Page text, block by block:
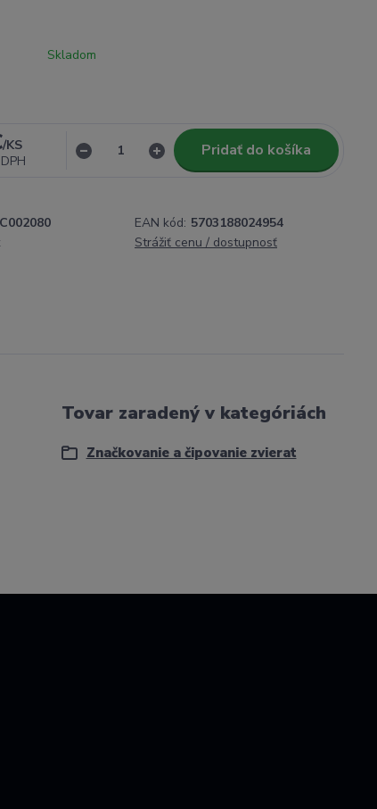
Skladom
/KS
Pridať do košíka
EAN kód: 5703188024954
Strážiť cenu / dostupnosť
Tovar zaradený v kategóriách
Značkovanie a čipovanie zvierat